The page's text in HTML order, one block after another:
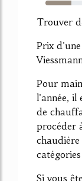
63%
Trouver
Prix
Pour
l'année, il
de
procéder
chaudière
Si vous